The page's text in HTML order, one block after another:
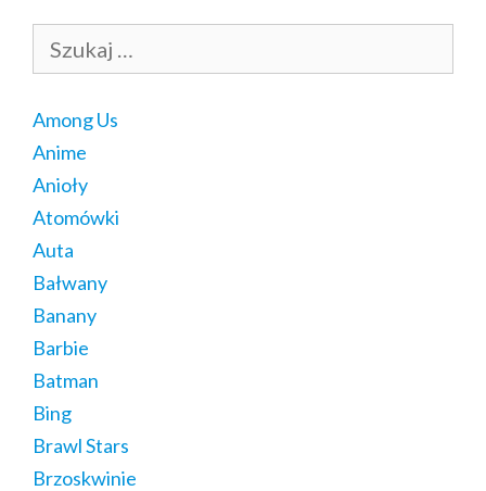
Among Us
Anime
Anioły
Atomówki
Auta
Bałwany
Banany
Barbie
Batman
Bing
Brawl Stars
Brzoskwinie